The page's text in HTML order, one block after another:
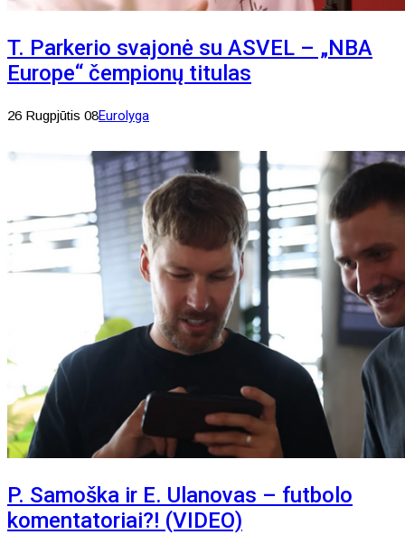
T. Parkerio svajonė su ASVEL – „NBA
Europe“ čempionų titulas
26 Rugpjūtis 08Eurolyga
P. Samoška ir E. Ulanovas – futbolo
komentatoriai?! (VIDEO)